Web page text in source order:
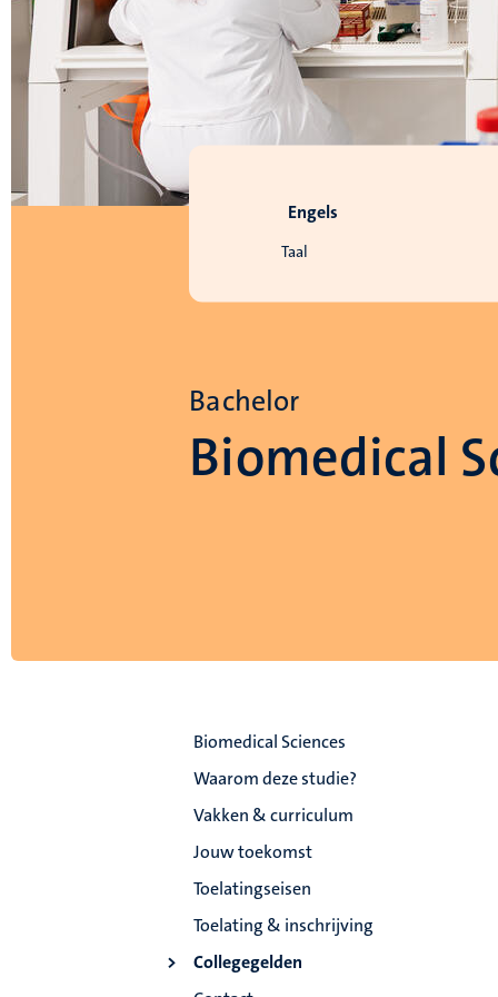
Taal
Engels
Bachelor
Biomedical
Biomedical Sciences
Waarom deze studie?
Vakken & curriculum
Jouw toekomst
Toelatingseisen
Toelating & inschrijving
Collegegelden